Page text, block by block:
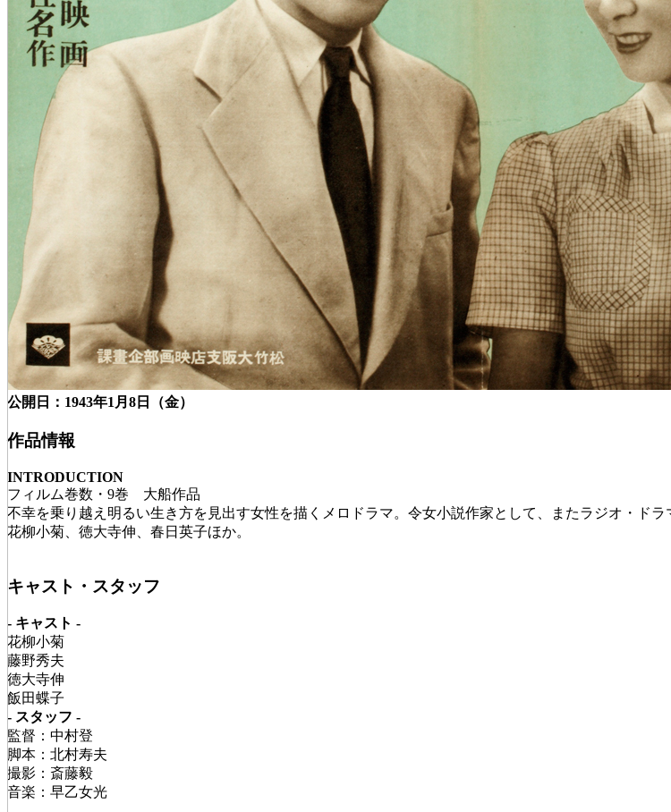
公開日：1943年1月8日（金）
作品情報
INTRODUCTION
フィルム巻数・9巻 大船作品
不幸を乗り越え明るい生き方を見出す女性を描くメロドラマ。令女小説作家として、またラジオ・ド
花柳小菊、徳大寺伸、春日英子ほか。
キャスト・スタッフ
- キャスト -
花柳小菊
藤野秀夫
徳大寺伸
飯田蝶子
- スタッフ -
監督：中村登
脚本：北村寿夫
撮影：斎藤毅
音楽：早乙女光